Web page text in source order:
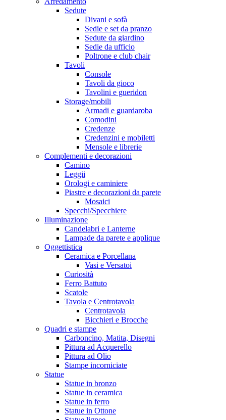
Sedute
Divani e sofà
Sedie e set da pranzo
Sedute da giardino
Sedie da ufficio
Poltrone e club chair
Tavoli
Console
Tavoli da gioco
Tavolini e gueridon
Storage/mobili
Armadi e guardaroba
Comodini
Credenze
Credenzini e mobiletti
Mensole e librerie
Complementi e decorazioni
Camino
Leggii
Orologi e caminiere
Piastre e decorazioni da parete
Mosaici
Specchi/Specchiere
Illuminazione
Candelabri e Lanterne
Lampade da parete e applique
Oggettistica
Ceramica e Porcellana
Vasi e Versatoi
Curiosità
Ferro Battuto
Scatole
Tavola e Centrotavola
Centrotavola
Bicchieri e Brocche
Quadri e stampe
Carboncino, Matita, Disegni
Pittura ad Acquerello
Pittura ad Olio
Stampe incorniciate
Statue
Statue in bronzo
Statue in ceramica
Statue in ferro
Statue in Ottone